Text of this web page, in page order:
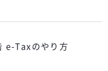
e-Taxのやり方